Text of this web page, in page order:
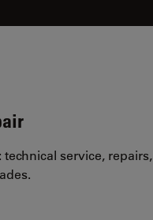
service, repairs,